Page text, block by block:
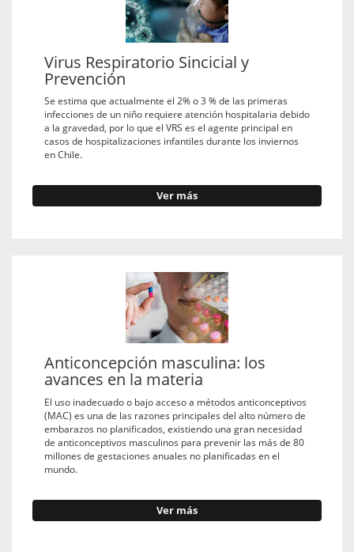
Virus Respiratorio Sincicial y
Prevención
Se estima que actualmente el 2% o 3 % de las primeras
infecciones de un niño requiere atención hospitalaria debido
a la gravedad, por lo que el VRS es el agente principal en
casos de hospitalizaciones infantiles durante los inviernos
en Chile.
Ver más
Anticoncepción masculina: los
avances en la materia
El uso inadecuado o bajo acceso a métodos anticonceptivos
(MAC) es una de las razones principales del alto número de
embarazos no planificados, existiendo una gran necesidad
de anticonceptivos masculinos para prevenir las más de 80
millones de gestaciones anuales no planificadas en el
mundo.
Ver más